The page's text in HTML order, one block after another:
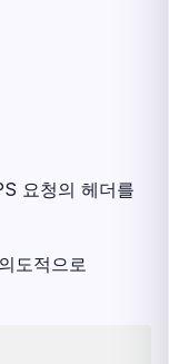
요청의 헤더를
도적으로